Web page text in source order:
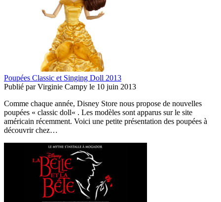
Poupées Classic et Singing Doll 2013
Publié parVirginie Campy le 10 juin 2013
Comme chaque année, Disney Store nous propose de nouvelles
poupées « classic doll« . Les modèles sont apparus sur le site
américain récemment. Voici une petite présentation des poupées à
découvrir chez…